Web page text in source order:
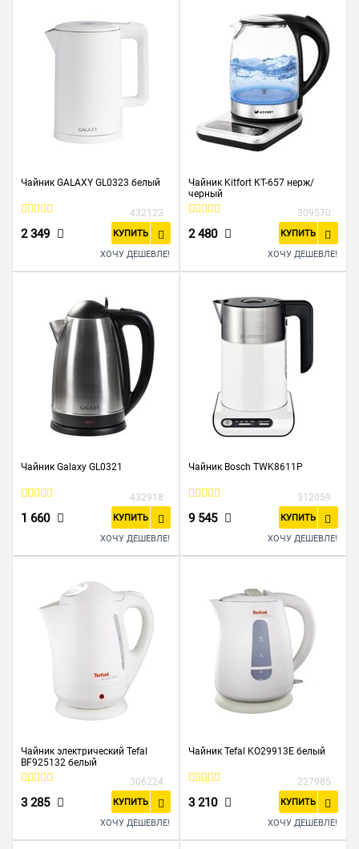
Чайник GALAXY GL0323 белый
432123
2 349 КУПИТЬ
ХОЧУ ДЕШЕВЛЕ!
Чайник Kitfort КТ-657 нерж/
черный
309570
2 480 КУПИТЬ
ХОЧУ ДЕШЕВЛЕ!
Чайник Galaxy GL0321
432918
1 660 КУПИТЬ
ХОЧУ ДЕШЕВЛЕ!
Чайник Bosch TWK8611P
312059
9 545 КУПИТЬ
ХОЧУ ДЕШЕВЛЕ!
Чайник электрический Tefal
BF925132 белый
306224
3 285 КУПИТЬ
ХОЧУ ДЕШЕВЛЕ!
Чайник Tefal KO29913E белый
227985
3 210 КУПИТЬ
ХОЧУ ДЕШЕВЛЕ!